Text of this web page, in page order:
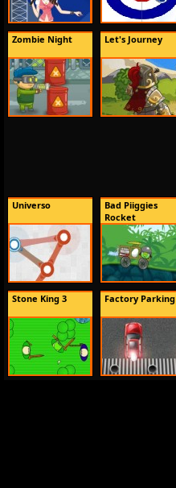
Zombie Night Let's Journey
Universo
Bad Piiggies
Rocket
Stone King 3 Factory Parking